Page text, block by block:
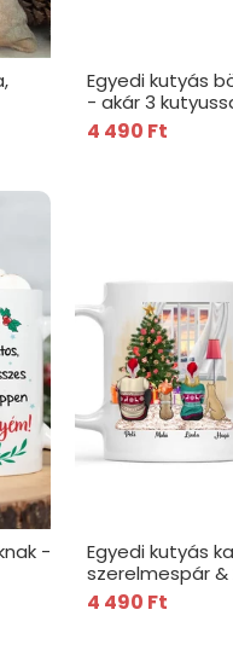
Egyedi kutyás
- akár 3
4 490 Ft
-
Egyedi kutyás
szerelmespár &
4 490 Ft